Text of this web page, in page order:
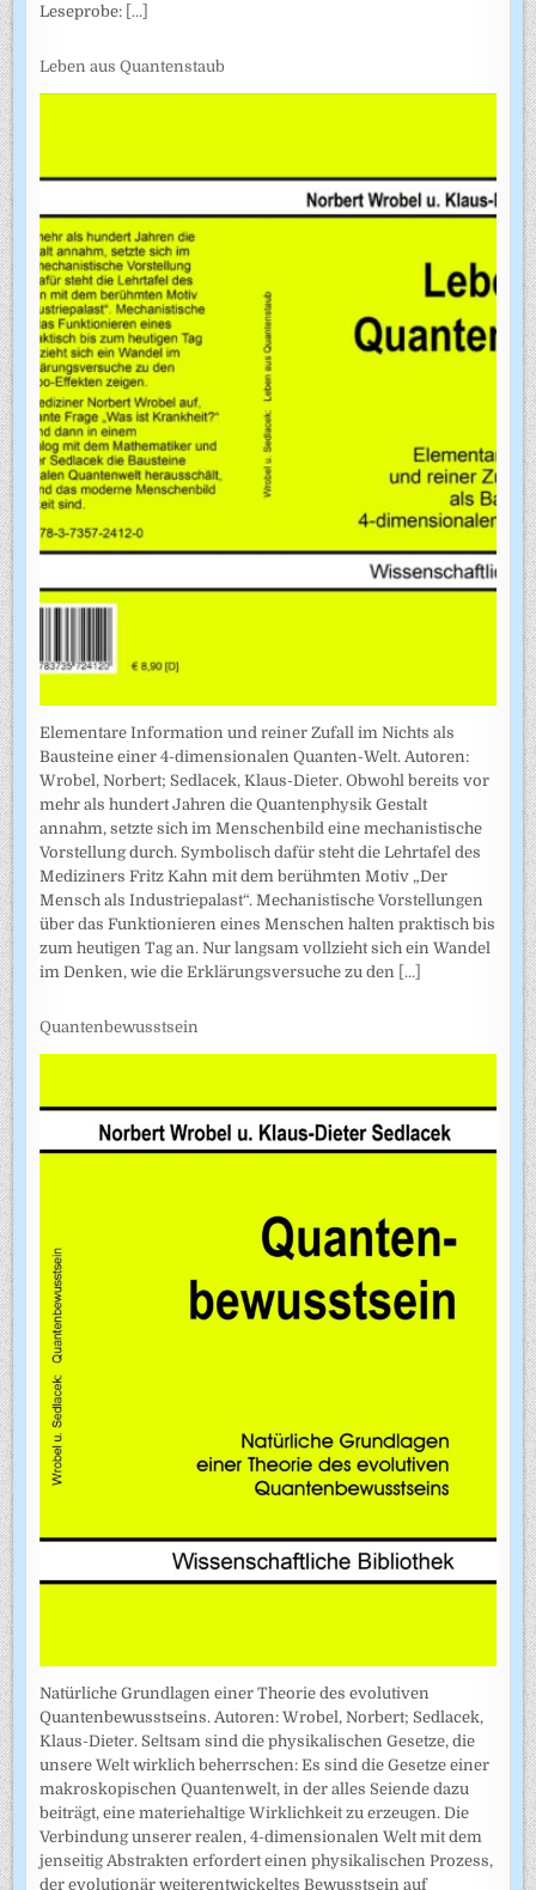
Leseprobe: [...]
Leben aus Quantenstaub
Elementare Information und reiner Zufall im Nichts als
Bausteine einer 4-dimensionalen Quanten-Welt. Autoren:
Wrobel, Norbert; Sedlacek, Klaus-Dieter. Obwohl bereits vor
mehr als hundert Jahren die Quantenphysik Gestalt
annahm, setzte sich im Menschenbild eine mechanistische
Vorstellung durch. Symbolisch dafür steht die Lehrtafel des
Mediziners Fritz Kahn mit dem berühmten Motiv „Der
Mensch als Industriepalast“. Mechanistische Vorstellungen
über das Funktionieren eines Menschen halten praktisch bis
zum heutigen Tag an. Nur langsam vollzieht sich ein Wandel
im Denken, wie die Erklärungsversuche zu den [...]
Quantenbewusstsein
Natürliche Grundlagen einer Theorie des evolutiven
Quantenbewusstseins. Autoren: Wrobel, Norbert; Sedlacek,
Klaus-Dieter. Seltsam sind die physikalischen Gesetze, die
unsere Welt wirklich beherrschen: Es sind die Gesetze einer
makroskopischen Quantenwelt, in der alles Seiende dazu
beiträgt, eine materiehaltige Wirklichkeit zu erzeugen. Die
Verbindung unserer realen, 4-dimensionalen Welt mit dem
jenseitig Abstrakten erfordert einen physikalischen Prozess,
der evolutionär weiterentwickeltes Bewusstsein auf